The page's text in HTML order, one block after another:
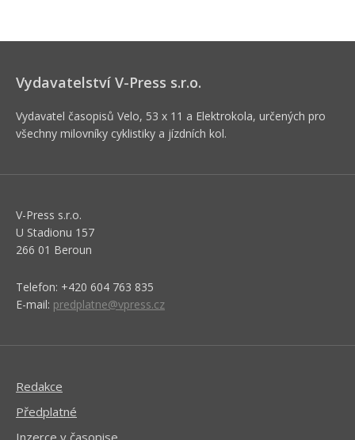
Vydavatelství V-Press s.r.o.
Vydavatel časopisů Velo, 53 x 11 a Elektrokola, určených pro
všechny milovníky cyklistiky a jízdních kol.
V-Press s.r.o.
U Stadionu 157
266 01 Beroun
Telefon: +420 604 763 835
E-mail: predplatne@vpress.cz
Redakce
Předplatné